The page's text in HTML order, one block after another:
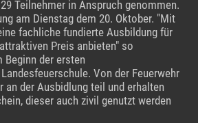
Teilnehmer in Anspruch genommen.
am Dienstag dem 20. Oktober. "Mit
fachliche fundierte Ausbildung für
Preis anbieten" so
Beginn der ersten
Von der Feuerwehr
an der Ausbidlung teil und erhalten
dieser auch zivil genutzt werden